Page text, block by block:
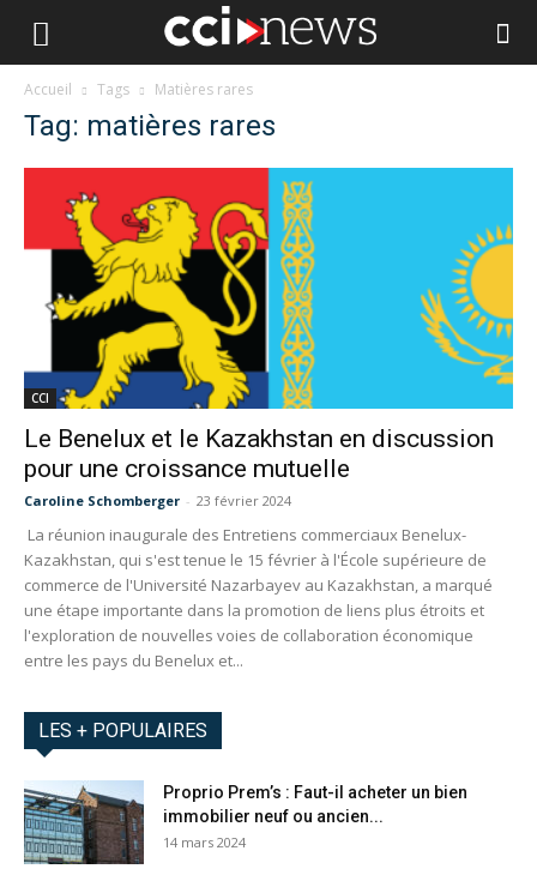
Accueil Tags Matières rares
Tag: matières rares
CCI
Le Benelux et le Kazakhstan en discussion
pour une croissance mutuelle
Caroline Schomberger - 23 février 2024
La réunion inaugurale des Entretiens commerciaux Benelux-
Kazakhstan, qui s'est tenue le 15 février à l'École supérieure de
commerce de l'Université Nazarbayev au Kazakhstan, a marqué
une étape importante dans la promotion de liens plus étroits et
l'exploration de nouvelles voies de collaboration économique
entre les pays du Benelux et...
LES + POPULAIRES
Proprio Prem’s : Faut-il acheter un bien
immobilier neuf ou ancien...
14 mars 2024